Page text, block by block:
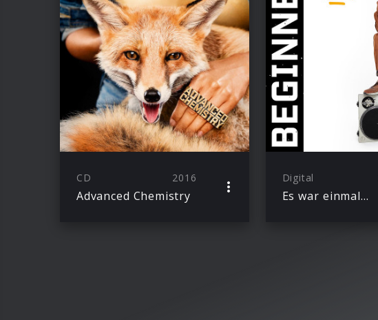
CD 2016
Advanced Chemistry
Digital
Es war einmal…